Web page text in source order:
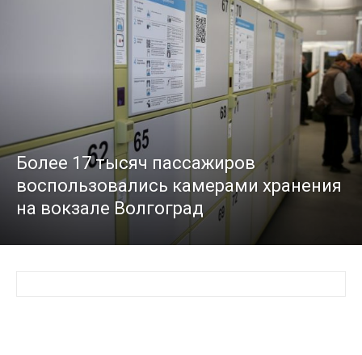
Более 17 тысяч пассажиров
воспользовались камерами хранения
на вокзале Волгоград